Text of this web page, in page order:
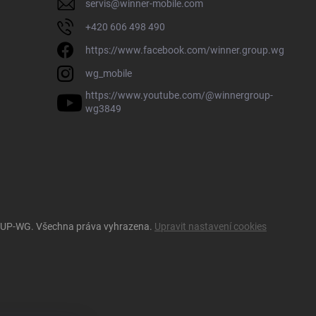
servis@winner-mobile.com
+420 606 498 490
https://www.facebook.com/winner.group.wg
wg_mobile
https://www.youtube.com/@winnergroup-
wg3849
WG. Všechna práva vyhrazena. Upravit nastavení cookies